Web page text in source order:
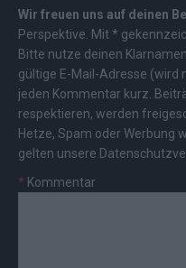
Wir freuen uns auf deinen
Perspektive. Mit *
Bitte nutze deinen
gültige E-Mail-Adresse
jeden Kommentar kurz.
respektieren, werden
Hetze, Spam oder Werbung
gelten unsere
* Kommentar